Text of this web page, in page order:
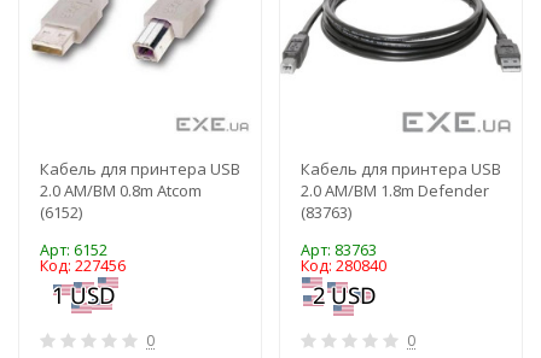
Кабель для принтера USB
2.0 AM/BM 0.8m Atcom
(6152)
Арт: 6152
Код: 227456
0
Кабель для принтера USB
2.0 AM/BM 1.8m Defender
(83763)
Арт: 83763
Код: 280840
0